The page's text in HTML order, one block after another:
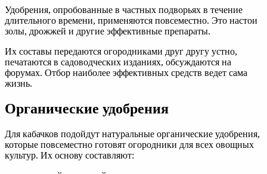
Удобрения, опробованные в частных подворьях в течение
длительного времени, применяются повсеместно. Это настои
золы, дрожжей и другие эффективные препараты.
Их составы передаются огородниками друг другу устно,
печатаются в садоводческих изданиях, обсуждаются на
форумах. Отбор наиболее эффективных средств ведет сама
жизнь.
Органические удобрения
Для кабачков подойдут натуральные органические удобрения,
которые повсеместно готовят огородники для всех овощных
культур. Их основу составляют: